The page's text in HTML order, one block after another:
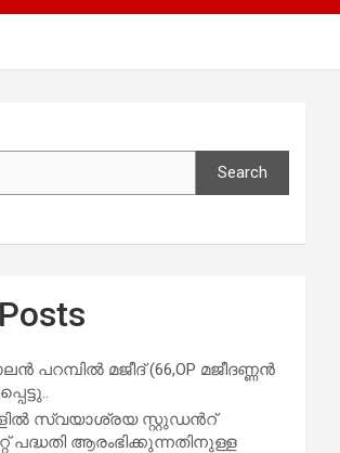
Search
പറമ്പിൽ മജീദ് (66,OP മജീദണ്ണൻ
സ്വയാശ്രയ സ്റ്റുഡന്‍റ്
പദ്ധതി ആരംഭിക്കുന്നതിനുള്ള